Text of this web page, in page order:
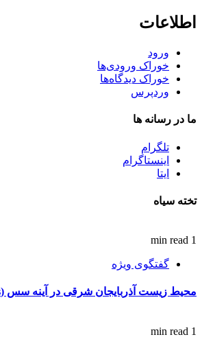
اطلاعات
ورود
خوراک ورودی‌ها
خوراک دیدگاه‌ها
وردپرس
ما در رسانه ها
تلگرام
اینستاگرام
ایتا
تخته سیاه
1 min read
گفتگوی ویژه
محیط زیست آذربایجان شرقی در آینه سس (sas)
1 min read